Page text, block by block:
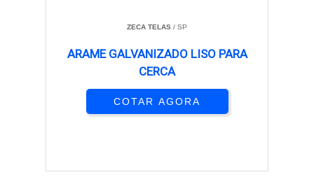
ZECA TELAS / SP
ARAME GALVANIZADO LISO PARA
CERCA
COTAR AGORA